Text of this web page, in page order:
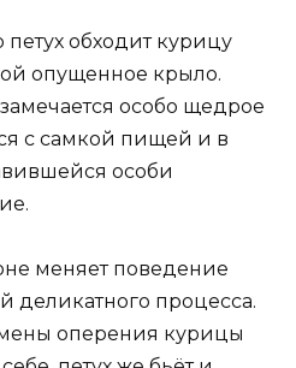
обходит курицу
опущенное крыло.
особо щедрое
с самкой пищей и в
особи
меняет поведение
деликатного процесса.
оперения курицы